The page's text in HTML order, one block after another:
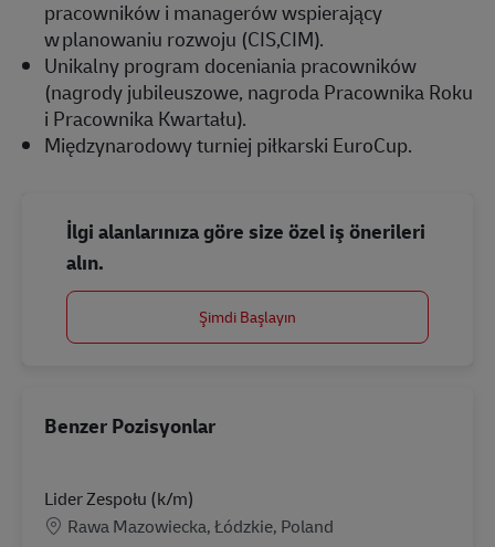
pracowników i managerów wspierający
w planowaniu rozwoju (CIS,CIM).
Unikalny program doceniania pracowników
(nagrody jubileuszowe, nagroda Pracownika Roku
i Pracownika Kwartału).
Międzynarodowy turniej piłkarski EuroCup.
İlgi alanlarınıza göre size özel iş önerileri
alın.
Şimdi Başlayın
Benzer Pozisyonlar
Lider Zespołu (k/m)
Konum
Rawa Mazowiecka, Łódzkie, Poland